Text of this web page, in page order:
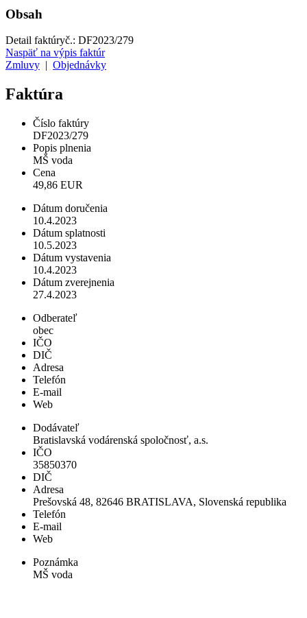
Obsah
Detail faktúryč.: DF2023/279
Naspäť na výpis faktúr
Zmluvy
Objednávky
Faktúra
Číslo faktúry
DF2023/279
Popis plnenia
MŠ voda
Cena
49,86 EUR
Dátum doručenia
10.4.2023
Dátum splatnosti
10.5.2023
Dátum vystavenia
10.4.2023
Dátum zverejnenia
27.4.2023
Odberateľ
obec
IČO
DIČ
Adresa
Telefón
E-mail
Web
Dodávateľ
Bratislavská vodárenská spoločnosť, a.s.
IČO
35850370
DIČ
Adresa
Prešovská 48, 82646 BRATISLAVA, Slovenská republika
Telefón
E-mail
Web
Poznámka
MŠ voda